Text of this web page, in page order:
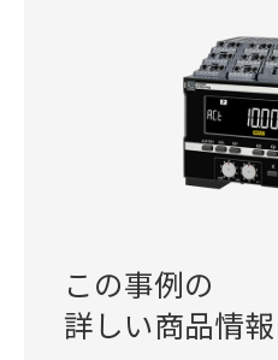
この事例の
詳しい商品情